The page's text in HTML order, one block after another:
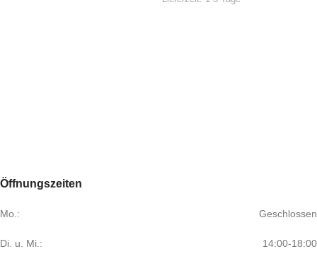
Öffnungszeiten
Mo.: Geschlossen
Di. u. Mi.: 14:00-18:00